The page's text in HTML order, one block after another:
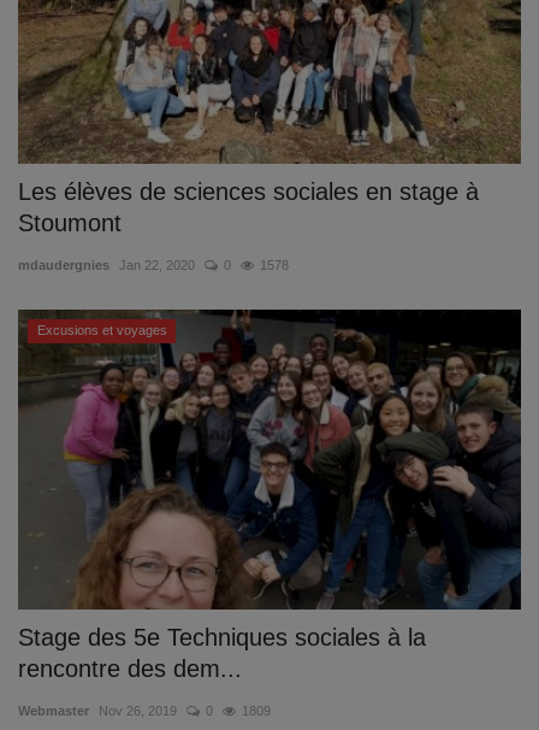
Les élèves de sciences sociales en stage à
Stoumont
mdaudergnies Jan 22, 2020 0 1578
Excusions et voyages
Stage des 5e Techniques sociales à la
rencontre des dem...
Webmaster Nov 26, 2019 0 1809